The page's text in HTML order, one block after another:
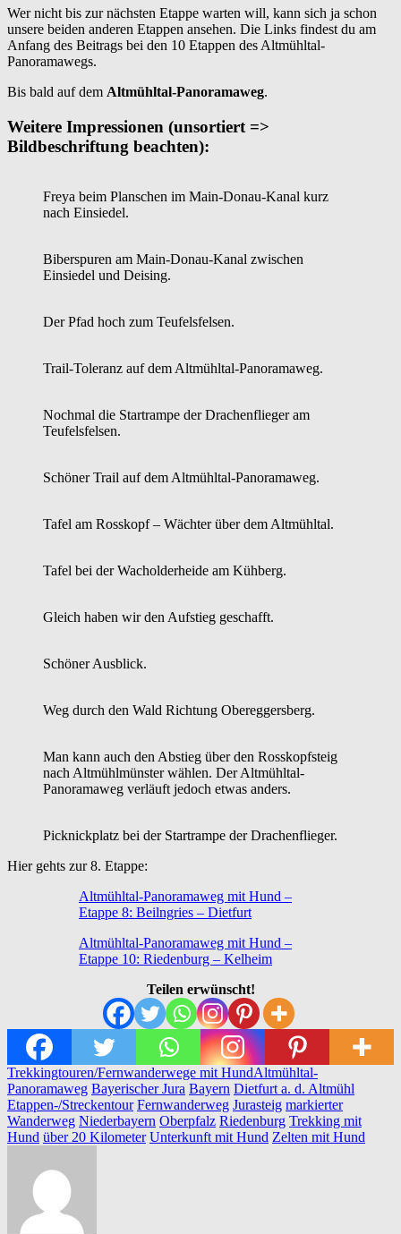
Wer nicht bis zur nächsten Etappe warten will, kann sich ja schon
unsere beiden anderen Etappen ansehen. Die Links findest du am
Anfang des Beitrags bei den 10 Etappen des Altmühltal-
Panoramawegs.
Bis bald auf dem Altmühltal-Panoramaweg.
Weitere Impressionen (unsortiert =>
Bildbeschriftung beachten):
Freya beim Planschen im Main-Donau-Kanal kurz
nach Einsiedel.
Biberspuren am Main-Donau-Kanal zwischen
Einsiedel und Deising.
Der Pfad hoch zum Teufelsfelsen.
Trail-Toleranz auf dem Altmühltal-Panoramaweg.
Nochmal die Startrampe der Drachenflieger am
Teufelsfelsen.
Schöner Trail auf dem Altmühltal-Panoramaweg.
Tafel am Rosskopf – Wächter über dem Altmühltal.
Tafel bei der Wacholderheide am Kühberg.
Gleich haben wir den Aufstieg geschafft.
Schöner Ausblick.
Weg durch den Wald Richtung Obereggersberg.
Man kann auch den Abstieg über den Rosskopfsteig
nach Altmühlmünster wählen. Der Altmühltal-
Panoramaweg verläuft jedoch etwas anders.
Picknickplatz bei der Startrampe der Drachenflieger.
Hier gehts zur 8. Etappe:
Altmühltal-Panoramaweg mit Hund –
Etappe 8: Beilngries – Dietfurt
Altmühltal-Panoramaweg mit Hund –
Etappe 10: Riedenburg – Kelheim
Teilen erwünscht!
Trekkingtouren/Fernwanderwege mit HundAltmühltal-
Panoramaweg Bayerischer Jura Bayern Dietfurt a. d. Altmühl
Etappen-/Streckentour Fernwanderweg Jurasteig markierter
Wanderweg Niederbayern Oberpfalz Riedenburg Trekking mit
Hund über 20 Kilometer Unterkunft mit Hund Zelten mit Hund